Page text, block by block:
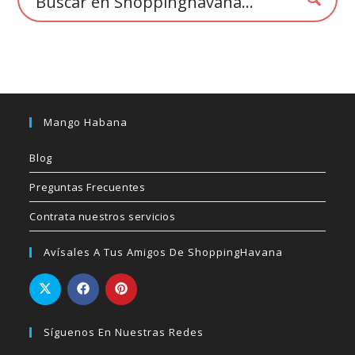
producto
Mango Habana
Blog
Preguntas Frecuentes
Contrata nuestros servicios
Avísales A Tus Amigos De ShoppingHavana
Síguenos En Nuestras Redes